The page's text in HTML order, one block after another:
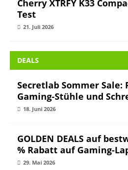
Cherry XTRFY K33
Test
21. Juli 2026
DEALS
Secretlab Sommer Sale:
Gaming-Stühle und
18. Juni 2026
GOLDEN DEALS auf
% Rabatt auf Gaming-
29. Mai 2026